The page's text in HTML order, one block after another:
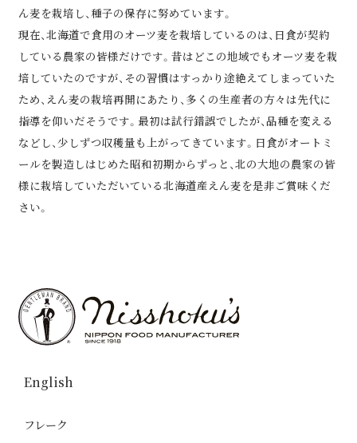
ん麦を栽培し、種子の保存に努めています。
現在、北海道で食用のオーツ麦を栽培しているのは、日食が契約
している農家の皆様だけです。昔はどこの地域でもオーツ麦を栽
培していたのですが、その習慣はすっかり途絶えてしまっていた
ため、えん麦の栽培再開にあたり、多くの生産者の方々は先代に
指導を仰いだそうです。最初は試行錯誤でしたが、品種を変える
などし、少しずつ収穫量も上がってきています。日食がオートミ
ールを製造しはじめた昭和初期からずっと、北の大地の農家の皆
様に栽培していただいている北海道産えん麦を是非ご賞味くだ
さい。
English
フレーク